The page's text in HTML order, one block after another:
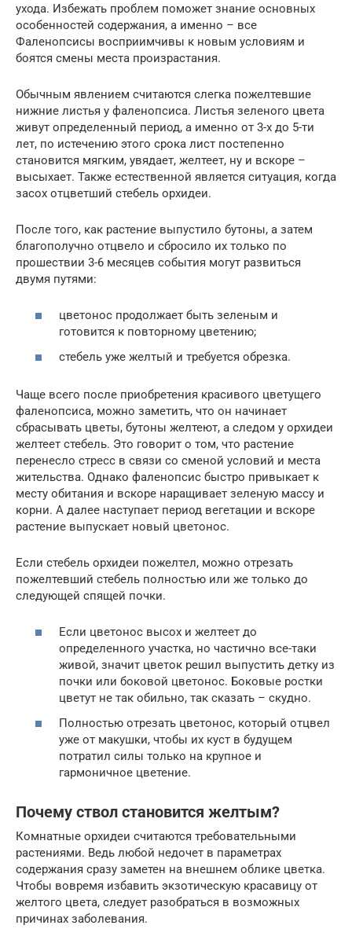
ухода. Избежать проблем поможет знание основных
особенностей содержания, а именно – все
Фаленопсисы восприимчивы к новым условиям и
боятся смены места произрастания.
Обычным явлением считаются слегка пожелтевшие
нижние листья у фаленопсиса. Листья зеленого цвета
живут определенный период, а именно от 3-х до 5-ти
лет, по истечению этого срока лист постепенно
становится мягким, увядает, желтеет, ну и вскоре –
высыхает. Также естественной является ситуация, когда
засох отцветший стебель орхидеи.
После того, как растение выпустило бутоны, а затем
благополучно отцвело и сбросило их только по
прошествии 3-6 месяцев события могут развиться
двумя путями:
цветонос продолжает быть зеленым и
готовится к повторному цветению;
стебель уже желтый и требуется обрезка.
Чаще всего после приобретения красивого цветущего
фаленопсиса, можно заметить, что он начинает
сбрасывать цветы, бутоны желтеют, а следом у орхидеи
желтеет стебель. Это говорит о том, что растение
перенесло стресс в связи со сменой условий и места
жительства. Однако фаленопсис быстро привыкает к
месту обитания и вскоре наращивает зеленую массу и
корни. А далее наступает период вегетации и вскоре
растение выпускает новый цветонос.
Если стебель орхидеи пожелтел, можно отрезать
пожелтевший стебель полностью или же только до
следующей спящей почки.
Если цветонос высох и желтеет до
определенного участка, но частично все-таки
живой, значит цветок решил выпустить детку из
почки или боковой цветонос. Боковые ростки
цветут не так обильно, так сказать – скудно.
Полностью отрезать цветонос, который отцвел
уже от макушки, чтобы их куст в будущем
потратил силы только на крупное и
гармоничное цветение.
Почему ствол становится желтым?
Комнатные орхидеи считаются требовательными
растениями. Ведь любой недочет в параметрах
содержания сразу заметен на внешнем облике цветка.
Чтобы вовремя избавить экзотическую красавицу от
желтого цвета, следует разобраться в возможных
причинах заболевания.